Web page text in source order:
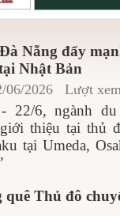
Nẵng đẩy
Nhật Bản
06/2026 Lượt
22/6, ngành
thiệu tại thủ
tại Umeda,
quê Thủ đô